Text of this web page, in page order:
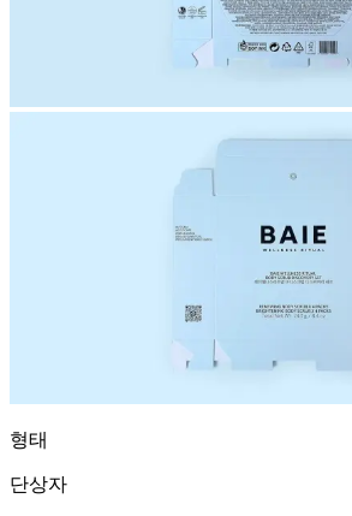
형태
단상자